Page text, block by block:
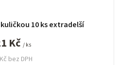
10 ks extradelší
bez DPH
Kč / ks